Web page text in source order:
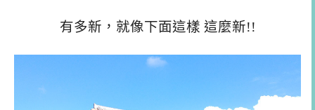
有多新，就像下面這樣 這麼新!!